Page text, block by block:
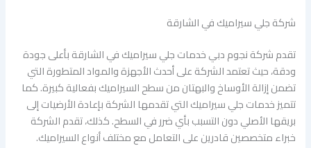
شركة جلي سيراميك في الشارقة
تقدم شركة نجوم دبي خدمات جلي سيراميك في الشارقة بأعلى جودة
ودقة، حيث تعتمد الشركة على أحدث الأجهزة والمواد المتطورة التي
تضمن إزالة الأوساخ والبهتان من سطح السيراميك بفعالية كبيرة. كما
تتميز خدمات جلي سيراميك التي تقدمها الشركة بإعادة الأرضيات إلى
بريقها الأصلي دون التسبب بأي ضرر في السطح. كذلك، تقدم الشركة
خبراء متخصصين قادرين على التعامل مع مختلف أنواع السيراميك.